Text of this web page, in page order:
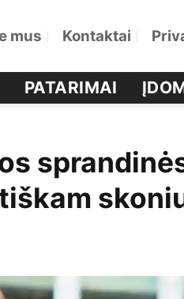
mus Kontaktai
PATARIMAI